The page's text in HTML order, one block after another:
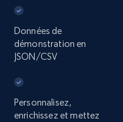
Données de
démonstration en
JSON/CSV
Personnalisez,
enrichissez et mettez